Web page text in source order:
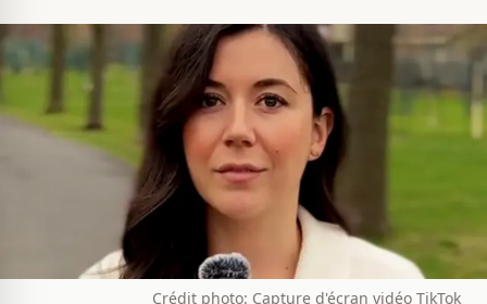
Crédit photo: Capture d'écran vidéo TikTok